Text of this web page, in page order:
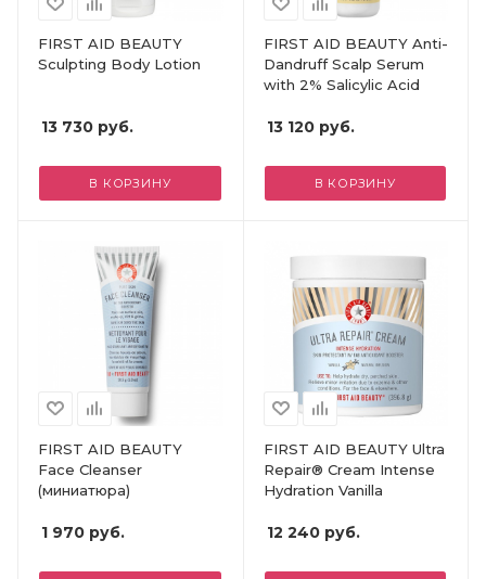
FIRST AID BEAUTY
Sculpting Body Lotion
13 730 руб.
В КОРЗИНУ
FIRST AID BEAUTY Anti-
Dandruff Scalp Serum
with 2% Salicylic Acid
13 120руб.
В КОРЗИНУ
FIRST AID BEAUTY
Face Cleanser
(миниатюра)
1 970 руб.
FIRST AID BEAUTY Ultra
Repair® Cream Intense
Hydration Vanilla
12 240руб.